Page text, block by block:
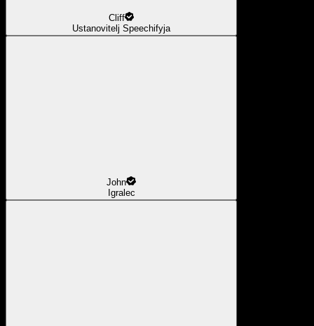
Cliff
Ustanovitelj Speechifyja
John
Igralec